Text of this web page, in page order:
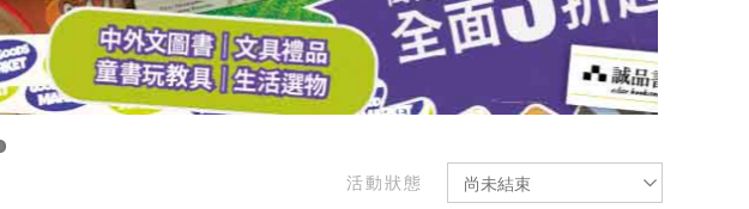
活動狀態 尚未結束